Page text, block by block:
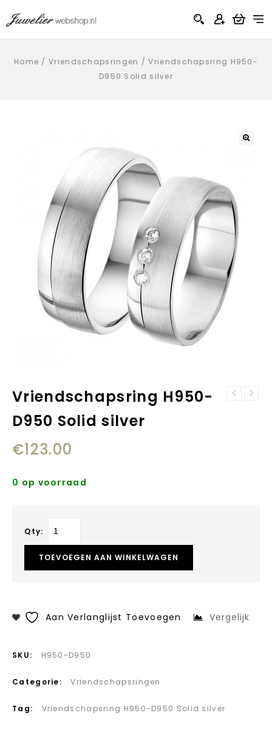
Home /Vriendschapsringen /Vriendschapsring H950-
D950 Solid silver
Vriendschapsring H950-
D950 Solid silver
€123.00
0 op voorraad
Qty:
TOEVOEGEN AAN WINKELWAGEN
Aan Verlanglijst Toevoegen Vergelijk
SKU: H950-D950
Categorie: Vriendschapsringen
Tag: Vriendschapsring H950-D950 Solid silver